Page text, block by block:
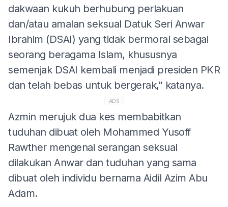
dakwaan kukuh berhubung perlakuan
dan/atau amalan seksual Datuk Seri Anwar
Ibrahim (DSAI) yang tidak bermoral sebagai
seorang beragama Islam, khususnya
semenjak DSAI kembali menjadi presiden PKR
dan telah bebas untuk bergerak," katanya.
ADS
Azmin merujuk dua kes membabitkan
tuduhan dibuat oleh Mohammed Yusoff
Rawther mengenai serangan seksual
dilakukan Anwar dan tuduhan yang sama
dibuat oleh individu bernama Aidil Azim Abu
Adam.